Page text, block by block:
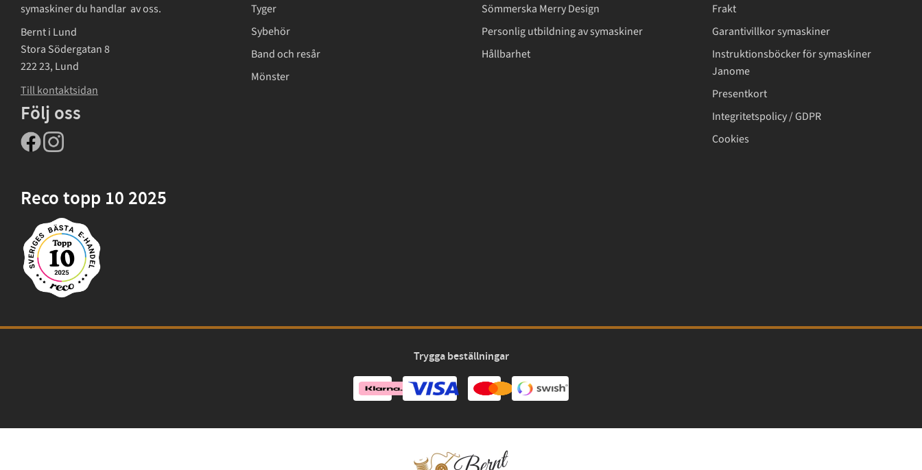
symaskiner du handlar av oss.
Bernt i Lund
Stora Södergatan 8
222 23, Lund
Till kontaktsidan
Följ oss
Reco topp 10 2025
Tyger
Sybehör
Band och resår
Mönster
Sömmerska Merry Design
Personlig utbildning av symaskiner
Hållbarhet
Frakt
Garantivillkor symaskiner
Instruktionsböcker för symaskiner
Janome
Presentkort
Integritetspolicy / GDPR
Cookies
Trygga beställningar